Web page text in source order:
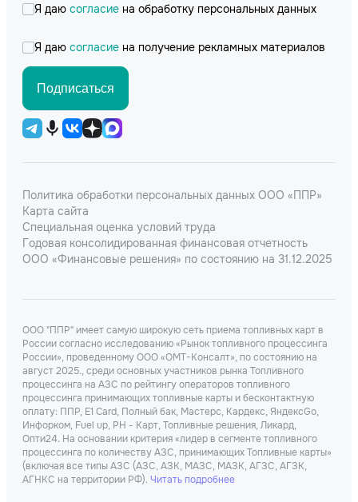
Я даю согласие на обработку персональных данных
Я даю согласие на получение рекламных материалов
Подписаться
Политика обработки персональных данных ООО «ППР»
Карта сайта
Специальная оценка условий труда
Годовая консолидированная финансовая отчетность
ООО «Финансовые решения» по состоянию на 31.12.2025
ООО "ППР" имеет самую широкую сеть приема топливных карт в
России согласно исследованию «Рынок топливного процессинга
России», проведенному ООО «ОМТ-Консалт», по состоянию на
август 2025., среди основных участников рынка Топливного
процессинга на АЗС по рейтингу операторов топливного
процессинга принимающих топливные карты и бесконтактную
оплату: ППР, Е1 Card, Полный бак, Мастерс, Кардекс, ЯндексGo,
Инфорком, Fuel up, РН - Карт, Топливные решения, Ликард,
Опти24. На основании критерия «лидер в сегменте топливного
процессинга по количеству АЗС, принимающих Топливные карты»
(включая все типы АЗС (АЗС, АЗК, МАЗС, МАЗК, АГЗС, АГЗК,
АГНКС на территории РФ). Читать подробнее